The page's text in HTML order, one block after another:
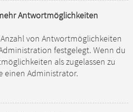
Antwortmöglichkeiten
von Antwortmöglichkeiten
festgelegt. Wenn du
als zugelassen zu
einen Administrator.